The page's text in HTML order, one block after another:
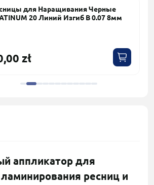
для Наращивания Черные
20 Линий Изгиб B 0.07 8мм
zł
аппликатор для
ресниц и